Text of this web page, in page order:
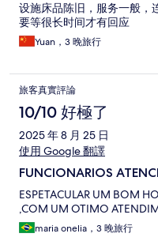
设施床品陈旧，服务一般，
要等很长时间才有回应
Yuan，3 晚旅行
旅客真實評論
10/10 好極了
2025 年 8 月 25 日
使用 Google 翻譯
FUNCIONARIOS
ESPETACULAR UM BOM
,COM UM OTIMO
maria onelia，3 晚旅行